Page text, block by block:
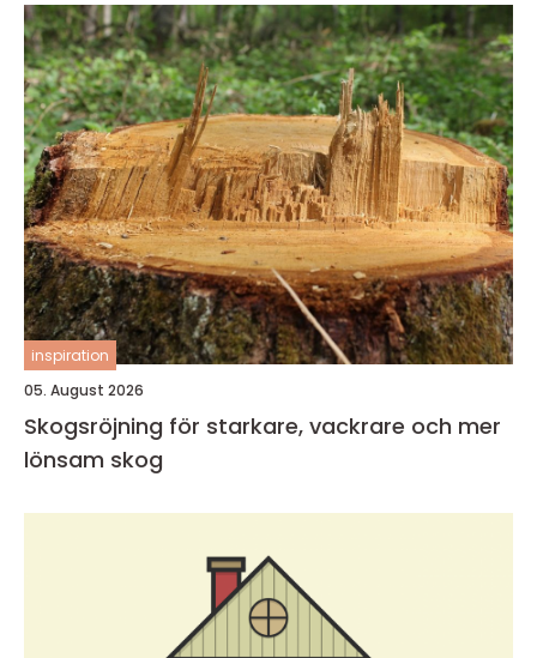
inspiration
05. August 2026
Skogsröjning för starkare, vackrare och mer
lönsam skog